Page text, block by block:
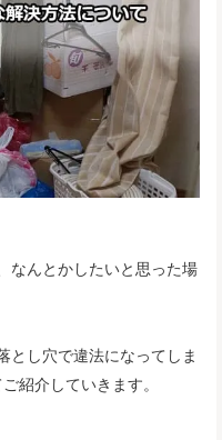
なんとかしたいと思った場
とし穴で違法になってしま
紹介していきます。